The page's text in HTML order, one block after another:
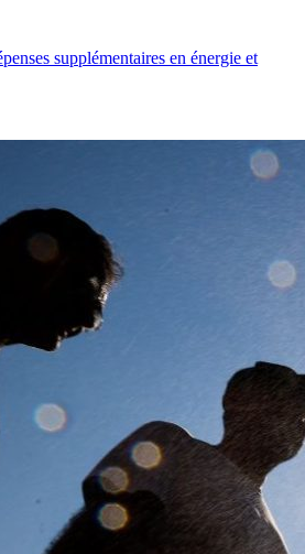
supplémentaires en énergie et